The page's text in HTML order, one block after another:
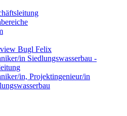
Bugl Felix
in Siedlungswasserbau -
in, Projektingenieur/in